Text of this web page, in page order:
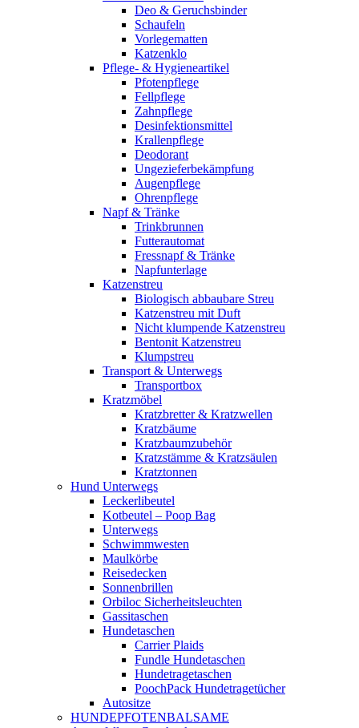
Deo & Geruchsbinder
Schaufeln
Vorlegematten
Katzenklo
Pflege- & Hygieneartikel
Pfotenpflege
Fellpflege
Zahnpflege
Desinfektionsmittel
Krallenpflege
Deodorant
Ungezieferbekämpfung
Augenpflege
Ohrenpflege
Napf & Tränke
Trinkbrunnen
Futterautomat
Fressnapf & Tränke
Napfunterlage
Katzenstreu
Biologisch abbaubare Streu
Katzenstreu mit Duft
Nicht klumpende Katzenstreu
Bentonit Katzenstreu
Klumpstreu
Transport & Unterwegs
Transportbox
Kratzmöbel
Kratzbretter & Kratzwellen
Kratzbäume
Kratzbaumzubehör
Kratzstämme & Kratzsäulen
Kratztonnen
Hund Unterwegs
Leckerlibeutel
Kotbeutel – Poop Bag
Unterwegs
Schwimmwesten
Maulkörbe
Reisedecken
Sonnenbrillen
Orbiloc Sicherheitsleuchten
Gassitaschen
Hundetaschen
Carrier Plaids
Fundle Hundetaschen
Hundetragetaschen
PoochPack Hundetragetücher
Autositze
HUNDEPFOTENBALSAME